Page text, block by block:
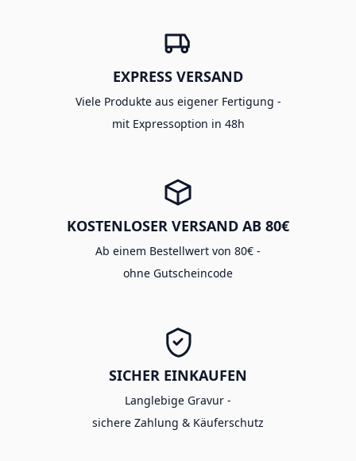
EXPRESS VERSAND
Viele Produkte aus eigener Fertigung -
mit Expressoption in 48h
KOSTENLOSER VERSAND AB 80€
Ab einem Bestellwert von 80€ -
ohne Gutscheincode
SICHER EINKAUFEN
Langlebige Gravur -
sichere Zahlung & Käuferschutz